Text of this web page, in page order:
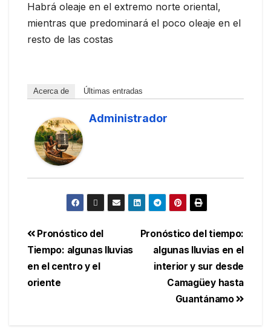
Habrá oleaje en el extremo norte oriental,
mientras que predominará el poco oleaje en el
resto de las costas
Acerca de Últimas entradas
Administrador
Pronóstico del tiempo:
algunas lluvias en el
interior y sur desde
Camagüey hasta
Guantánamo
Pronóstico del
Tiempo: algunas lluvias
en el centro y el
oriente